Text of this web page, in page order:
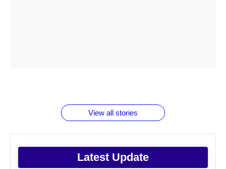
View all stories
Latest Update